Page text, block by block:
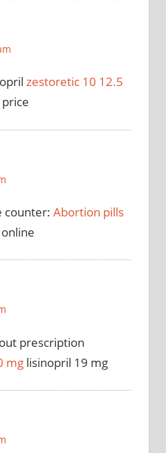
zestoretic 10 12.5
counter: Abortion pills
prescription
mg lisinopril 19 mg